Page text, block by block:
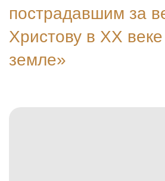
пострадавшим за
Христову в ХХ
земле»